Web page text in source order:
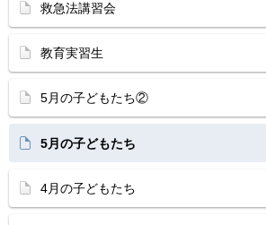
救急法講習会
教育実習生
5月の子どもたち②
5月の子どもたち
4月の子どもたち